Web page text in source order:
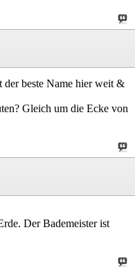
beste Name hier weit &
Gleich um die Ecke von
Der Bademeister ist